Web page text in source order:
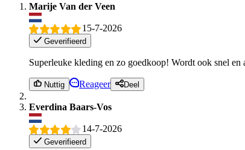
Marije Van der Veen
15-7-2026
Geverifieerd
Superleuke kleding en zo goedkoop! Wordt ook snel
Nuttig Reageer Deel
Everdina Baars-Vos
14-7-2026
Geverifieerd